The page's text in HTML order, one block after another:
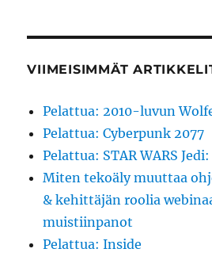
VIIMEISIMMÄT
Pelattua: 2010-luvun
Pelattua: Cyberpunk 2077
Pelattua: STAR WARS
Miten tekoäly muuttaa
& kehittäjän roolia
muistiinpanot
Pelattua: Inside